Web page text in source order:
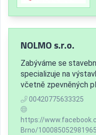
NOLMO s.r.o.
Zabýváme se
specializuje na
včetně zpevněných
00420775633325
https://
Brno/100085052981965